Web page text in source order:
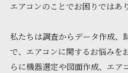
エアコンのことでお困りではあ
私たちは調査からデータ作成、
で、エアコンに関するお悩みを
らに機器選定や図面作成、エア